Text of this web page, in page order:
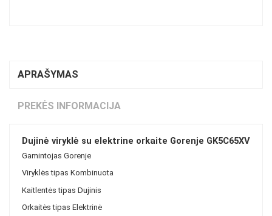
APRAŠYMAS
PREKĖS INFORMACIJA
Dujinė viryklė su elektrine orkaite Gorenje GK5C65XV
Gamintojas Gorenje
Viryklės tipas Kombinuota
Kaitlentės tipas Dujinis
Orkaitės tipas Elektrinė